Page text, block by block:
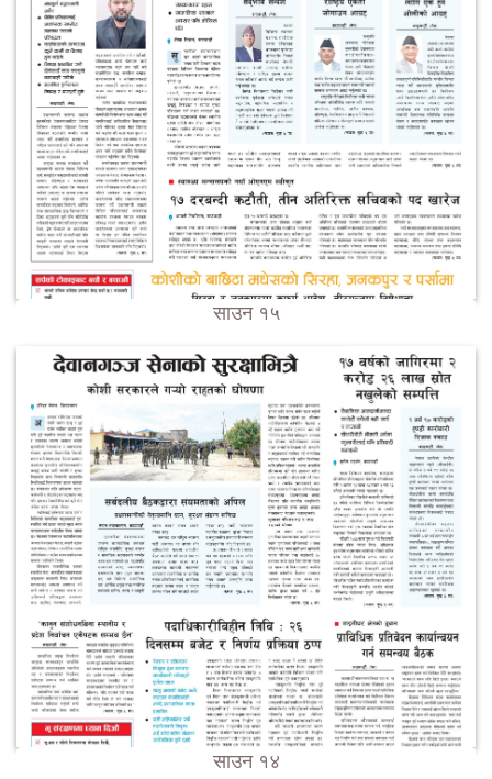
साउन १५
साउन १४